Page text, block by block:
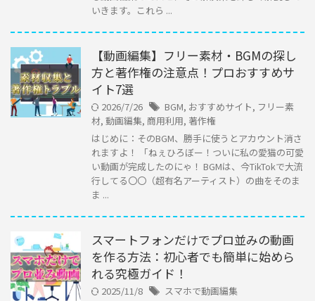
いきます。これら ...
【動画編集】フリー素材・BGMの探し
方と著作権の注意点！プロおすすめサ
イト7選
2026/7/26 BGM, おすすめサイト, フリー素
材, 動画編集, 商用利用, 著作権
はじめに：そのBGM、勝手に使うとアカウント消さ
れますよ！ 「ねぇひろぼー！ついに私の愛猫の可愛
い動画が完成したのにゃ！ BGMは、今TikTokで大流
行してる〇〇（超有名アーティスト）の曲をそのま
ま ...
スマートフォンだけでプロ並みの動画
を作る方法：初心者でも簡単に始めら
れる究極ガイド！
2025/11/8
スマホで動画編集